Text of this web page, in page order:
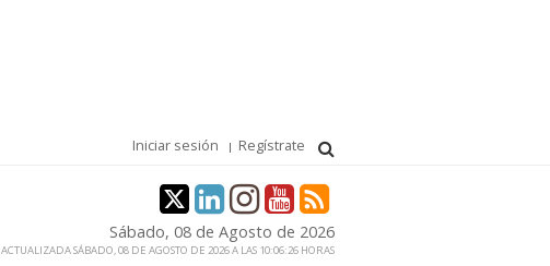
Iniciar sesión Regístrate
Sábado, 08 de Agosto de 2026
ACTUALIZADA SÁBADO, 08 DE AGOSTO DE 2026 A LAS 10:06:26 HORAS